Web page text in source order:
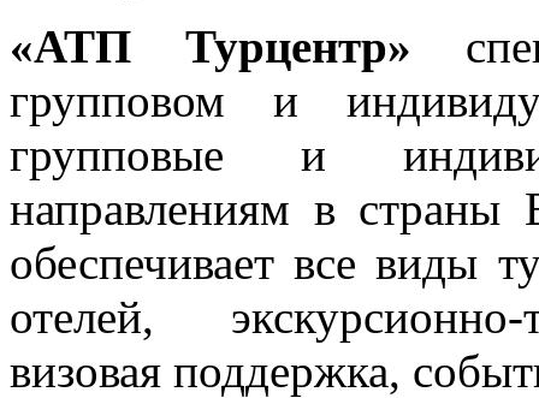
«АТП Турцентр»
групповом и
групповые и
направлениям в
обеспечивает все виды
отелей,
визовая поддержка,